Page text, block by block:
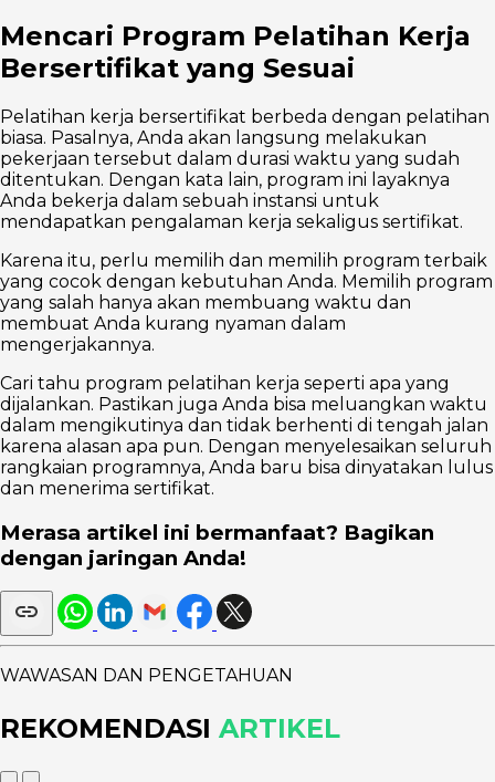
Mencari Program Pelatihan Kerja
Bersertifikat yang Sesuai
Pelatihan kerja bersertifikat berbeda dengan pelatihan
biasa. Pasalnya, Anda akan langsung melakukan
pekerjaan tersebut dalam durasi waktu yang sudah
ditentukan. Dengan kata lain, program ini layaknya
Anda bekerja dalam sebuah instansi untuk
mendapatkan pengalaman kerja sekaligus sertifikat.
Karena itu, perlu memilih dan memilih program terbaik
yang cocok dengan kebutuhan Anda. Memilih program
yang salah hanya akan membuang waktu dan
membuat Anda kurang nyaman dalam
mengerjakannya.
Cari tahu program pelatihan kerja seperti apa yang
dijalankan. Pastikan juga Anda bisa meluangkan waktu
dalam mengikutinya dan tidak berhenti di tengah jalan
karena alasan apa pun. Dengan menyelesaikan seluruh
rangkaian programnya, Anda baru bisa dinyatakan lulus
dan menerima sertifikat.
Merasa artikel ini bermanfaat? Bagikan
dengan jaringan Anda!
WAWASAN DAN PENGETAHUAN
REKOMENDASI ARTIKEL